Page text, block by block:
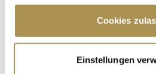
Cookie-Erklärung oder durch
Trigger Symbol ändern oder
Informationen über Ihre
Cookies
Einstellungen